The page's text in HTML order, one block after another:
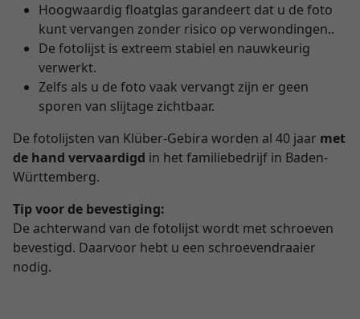
Hoogwaardig floatglas garandeert dat u de foto
kunt vervangen zonder risico op verwondingen..
De fotolijst is extreem stabiel en nauwkeurig
verwerkt.
Zelfs als u de foto vaak vervangt zijn er geen
sporen van slijtage zichtbaar.
De fotolijsten van Klüber-Gebira worden al 40 jaar met
de hand vervaardigd in het familiebedrijf in Baden-
Württemberg.
Tip voor de bevestiging:
De achterwand van de fotolijst wordt met schroeven
bevestigd. Daarvoor hebt u een schroevendraaier
nodig.